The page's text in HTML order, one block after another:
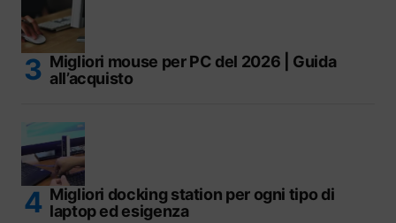
Migliori mouse per PC del 2026 | Guida
all’acquisto
Migliori docking station per ogni tipo di
laptop ed esigenza